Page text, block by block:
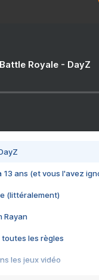
Royale - DayZ
13 ans (et vous l'avez
(littéralement)
Rayan
toutes les règles
les jeux vidéo